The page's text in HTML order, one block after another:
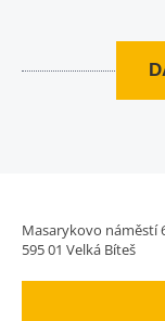
Masarykovo náměstí
595 01 Velká Bíteš